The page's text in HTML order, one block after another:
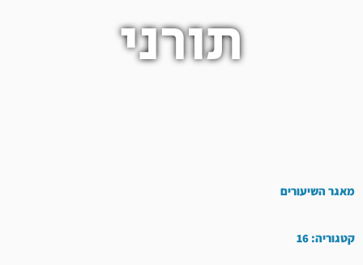
תורני
מאגר השיעורים
קטגוריה: 16